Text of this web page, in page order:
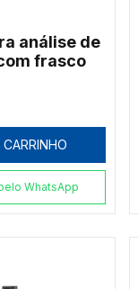
análise de
frasco
WhatsApp